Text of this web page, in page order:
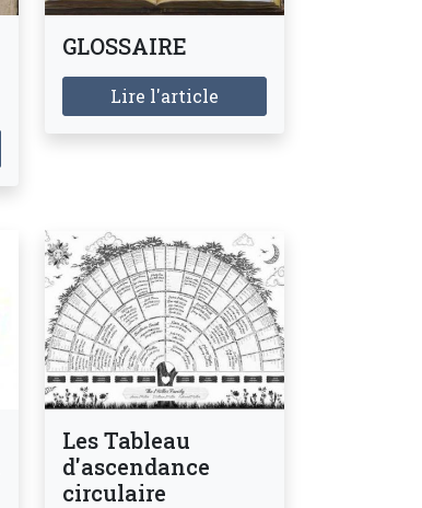
GLOSSAIRE
Lire l'article
Les Tableau
d'ascendance
circulaire